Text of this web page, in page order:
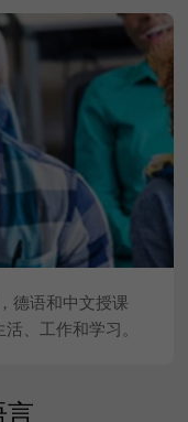
德语和中文授课
、工作和学习。
言